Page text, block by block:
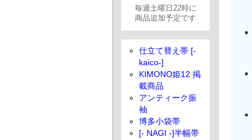
毎週土曜日22時に
商品追加予定です
仕立て替え帯 [-
kaico-]
KIMONO姫12 掲
載商品
アンティーク振
袖
博多小袋帯
[- NAGI -]半幅帯